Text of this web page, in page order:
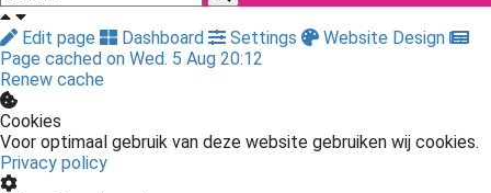
Edit page Dashboard Settings
Website Design
Page cached on Wed. 5 Aug 20:12
Renew cache
Cookies
Voor optimaal gebruik van deze website gebruiken wij cookies.
Privacy policy